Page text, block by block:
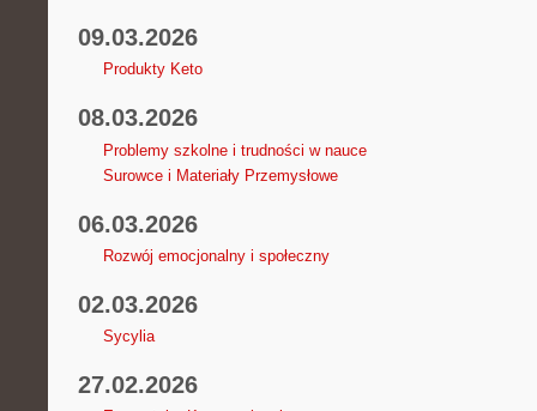
09.03.2026
Produkty Keto
08.03.2026
Problemy szkolne i trudności w nauce
Surowce i Materiały Przemysłowe
06.03.2026
Rozwój emocjonalny i społeczny
02.03.2026
Sycylia
27.02.2026